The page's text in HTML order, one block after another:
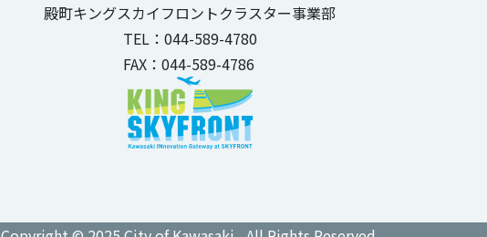
殿町キングスカイフロントクラスター事業部
TEL：044-589-4780
FAX：044-589-4786